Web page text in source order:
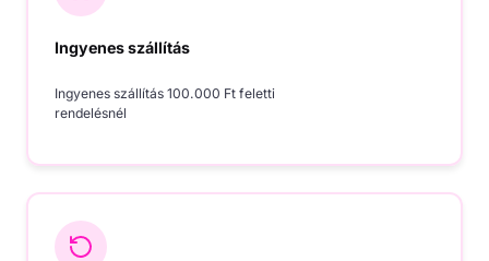
Ingyenes szállítás
Ingyenes szállítás 100.000 Ft feletti
rendelésnél